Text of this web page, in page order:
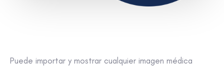
Puede importar y mostrar cualquier imagen médica